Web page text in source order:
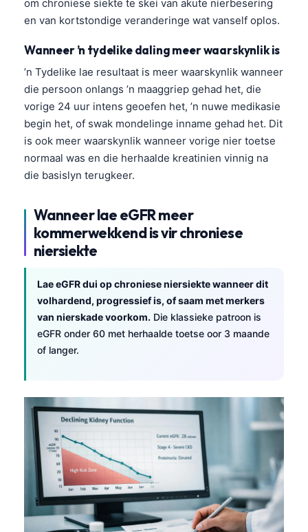
om chroniese siekte te skei van akute nierbesering
en van kortstondige veranderinge wat vanself oplos.
Wanneer ’n tydelike daling meer waarskynlik is
’n Tydelike lae resultaat is meer waarskynlik wanneer
die persoon onlangs ’n maaggriep gehad het, die
vorige 24 uur intens geoefen het, ’n nuwe medikasie
begin het, of swak mondelinge inname gehad het. Dit
is ook meer waarskynlik wanneer vorige nier toetse
normaal was en die herhaalde kreatinien vinnig na
die basislyn terugkeer.
Wanneer lae eGFR meer
kommerwekkend is vir chroniese
niersiekte
Lae eGFR dui op chroniese niersiekte wanneer dit
volhardend, progressief is, of saam met merkers
van nierskade voorkom. Die klassieke patroon is
eGFR onder 60 met herhaalde toetse oor 3 maande
of langer.